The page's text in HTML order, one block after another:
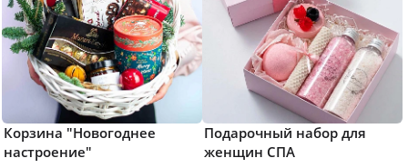
Корзина "Новогоднее
настроение"
Подарочный набор для
женщин СПА